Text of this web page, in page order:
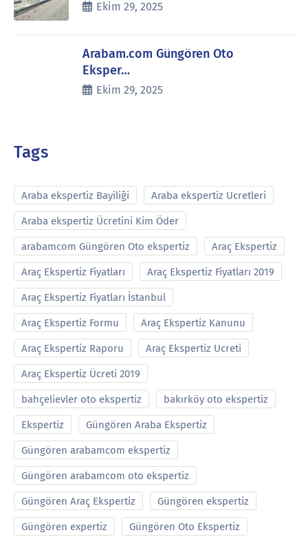
Ekim 29, 2025
Arabam.com Güngören Oto
Eksper…
Ekim 29, 2025
Tags
Araba ekspertiz Bayiliği Araba ekspertiz Ucretleri
Araba ekspertiz Ücretini Kim Öder
arabamcom Güngören Oto ekspertiz Araç Ekspertiz
Araç Ekspertiz Fiyatları Araç Ekspertiz Fiyatları 2019
Araç Ekspertiz Fiyatları İstanbul
Araç Ekspertiz Formu Araç Ekspertiz Kanunu
Araç Ekspertiz Raporu Araç Ekspertiz Ucreti
Araç Ekspertiz Ücreti 2019
bahçelievler oto ekspertiz bakırköy oto ekspertiz
Ekspertiz Güngören Araba Ekspertiz
Güngören arabamcom ekspertiz
Güngören arabamcom oto ekspertiz
Güngören Araç Ekspertiz Güngören ekspertiz
Güngören expertiz Güngören Oto Ekspertiz